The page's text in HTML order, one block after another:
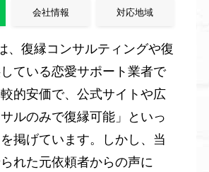
会社情報 対応地域
、復縁コンサルティングや復
ている恋愛サポート業者で
的安価で、公式サイトや広
ルのみで復縁可能」といっ
掲げています。しかし、当
れた元依頼者からの声に